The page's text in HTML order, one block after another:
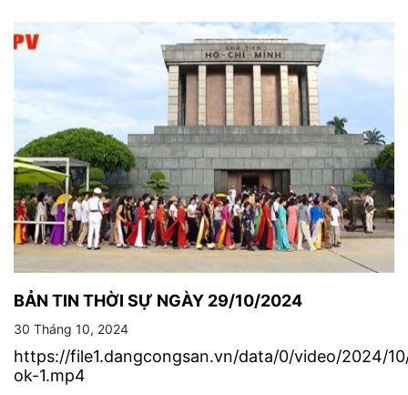
BẢN TIN THỜI SỰ NGÀY 29/10/2024
30 Tháng 10, 2024
https://file1.dangcongsan.vn/data/0/video/2024/
ok-1.mp4